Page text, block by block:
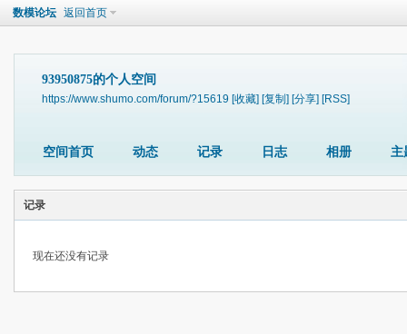
数模论坛 返回首页
93950875的个人空间
https://www.shumo.com/forum/?15619 [收藏] [复制] [分享] [RSS]
空间首页 动态 记录 日志 相册 主
记录
现在还没有记录